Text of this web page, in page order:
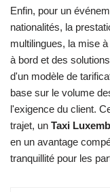
Enfin, pour un
nationalités, la
multilingues, la mise
à bord et des
d'un modèle de
base sur le volume
l'exigence du client.
trajet, un Taxi
en un avantage
tranquillité pour les